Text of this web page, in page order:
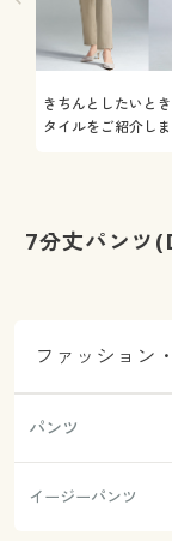
きちんとしたいと
タイルをご紹介しま
7分丈パンツ
ファッション
パンツ
イージーパンツ